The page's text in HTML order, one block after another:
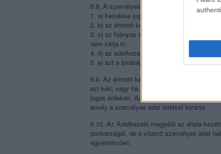
6.8. A személyes adatot törölni kell, ha
1. a) kezelése jogellenes;
2. b) az érintett kéri;
3. c) az hiányos vagy téves – és ez az
nem zárja ki;
4. d) az adatkezelés célja megszűnt, vagy
5. e) azt a bíróság vagy a Nemzeti
6.9. Az érintett kérheti továbbá adatainak
ezt kéri, vagy ha a rendelkezésére álló
jogos érdekeit. Az így zárolt személyes adat
amely a személyes adat törlését kizárta.
6.10. Az Adatkezelő megjelöli az általa
pontosságát, de a vitatott személyes adat
egyértelműen.